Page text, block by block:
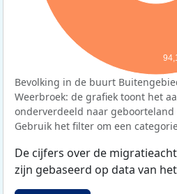
Bevolking in de buurt
Weerbroek: de grafiek toont het
onderverdeeld naar
Gebruik het filter om een
De cijfers over de
zijn gebaseerd op data van het